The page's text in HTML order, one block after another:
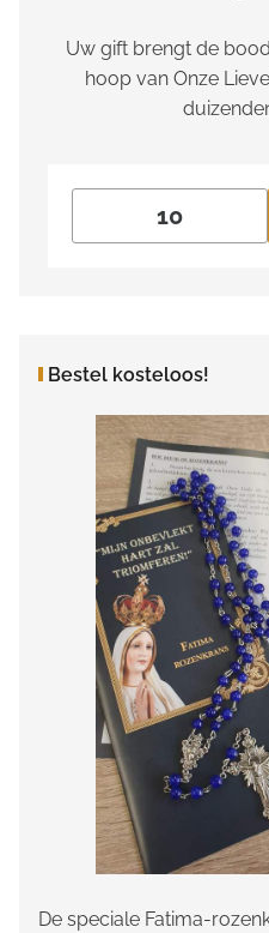
Uw gift brengt de
hoop van Onze
Bestel kosteloos!
De speciale Fatima-